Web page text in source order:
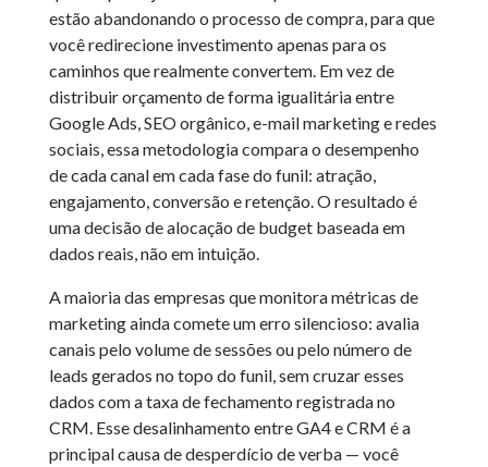
estão abandonando o processo de compra, para que
você redirecione investimento apenas para os
caminhos que realmente convertem. Em vez de
distribuir orçamento de forma igualitária entre
Google Ads, SEO orgânico, e-mail marketing e redes
sociais, essa metodologia compara o desempenho
de cada canal em cada fase do funil: atração,
engajamento, conversão e retenção. O resultado é
uma decisão de alocação de budget baseada em
dados reais, não em intuição.
A maioria das empresas que monitora métricas de
marketing ainda comete um erro silencioso: avalia
canais pelo volume de sessões ou pelo número de
leads gerados no topo do funil, sem cruzar esses
dados com a taxa de fechamento registrada no
CRM. Esse desalinhamento entre GA4 e CRM é a
principal causa de desperdício de verba — você